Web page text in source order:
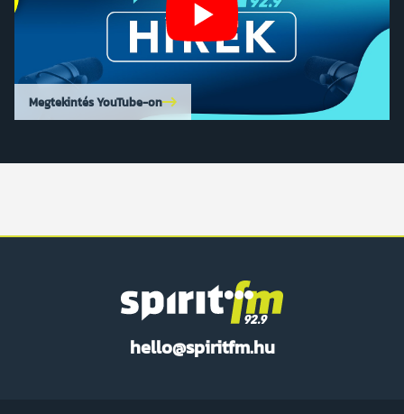
Megtekintés YouTube-on
hello@spiritfm.hu
FM